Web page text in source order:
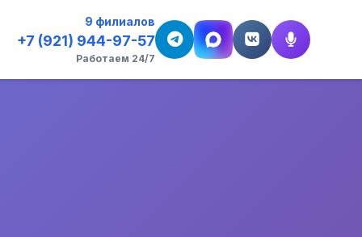
9 филиалов
+7 (921) 944-97-57
Работаем 24/7